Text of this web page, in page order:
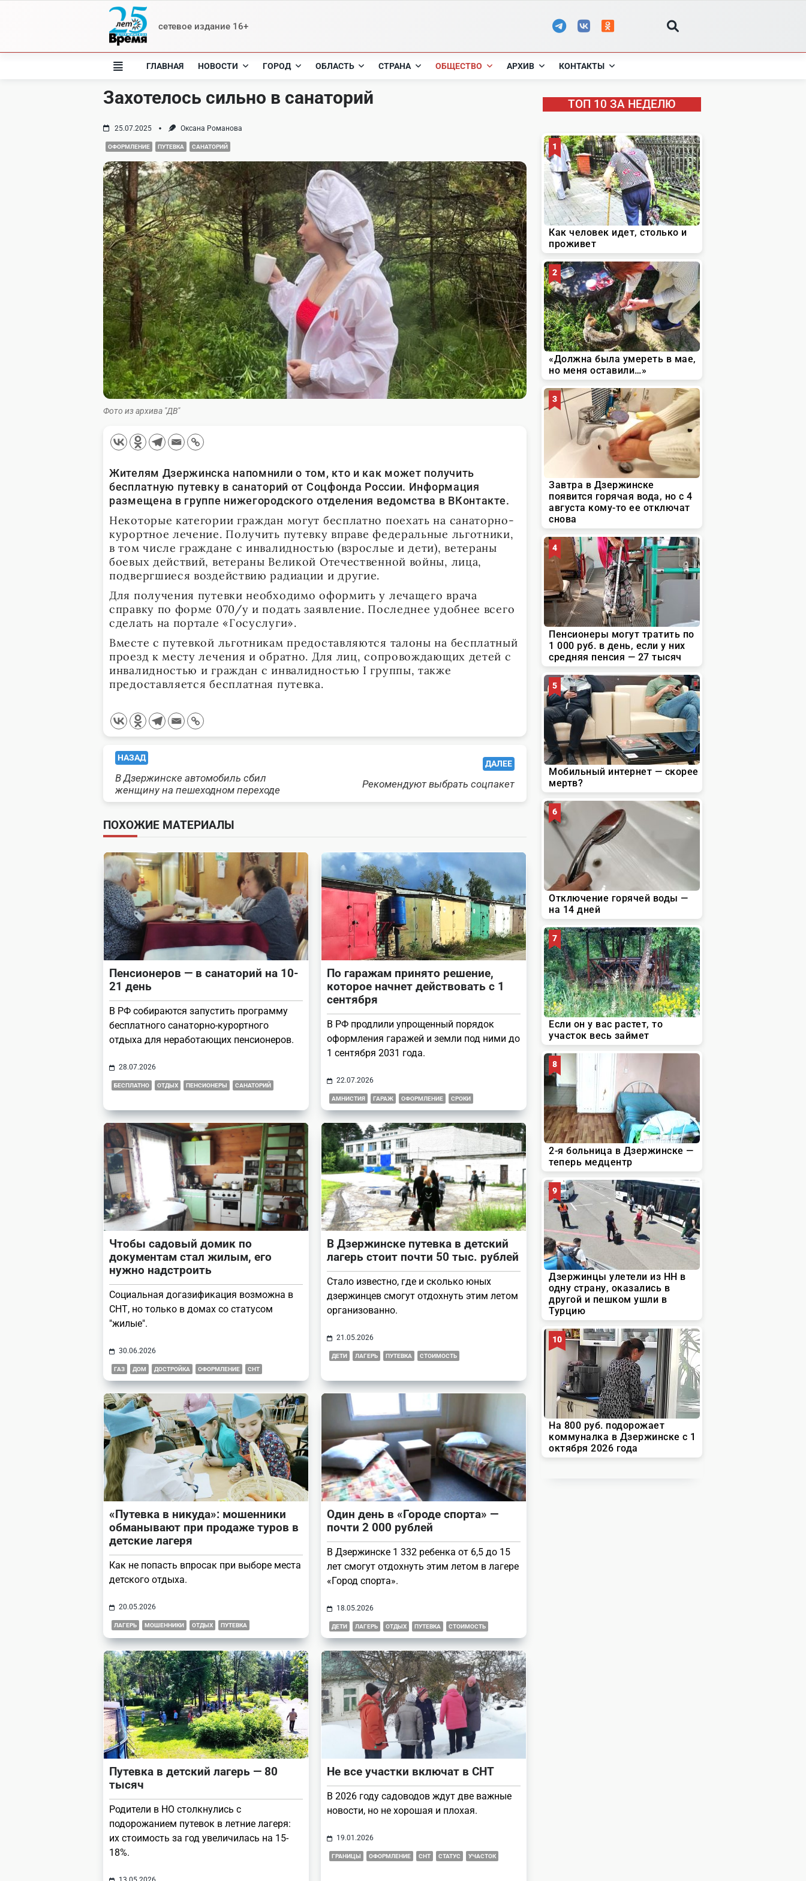
сетевое издание 16+
ГЛАВНАЯ НОВОСТИ ГОРОД ОБЛАСТЬ СТРАНА ОБЩЕСТВО АРХИВ КОНТАКТЫ
Захотелось сильно в санаторий
25.07.2025 Оксана Романова
ОФОРМЛЕНИЕ ПУТЕВКА САНАТОРИЙ
Фото из архива "ДВ"
Жителям Дзержинска напомнили о том, кто и как может получить
бесплатную путевку в санаторий от Соцфонда России. Информация
размещена в группе нижегородского отделения ведомства в ВКонтакте.
Некоторые категории граждан могут бесплатно поехать на санаторно-
курортное лечение. Получить путевку вправе федеральные льготники,
в том числе граждане с инвалидностью (взрослые и дети), ветераны
боевых действий, ветераны Великой Отечественной войны, лица,
подвергшиеся воздействию радиации и другие.
Для получения путевки необходимо оформить у лечащего врача
справку по форме 070/у и подать заявление. Последнее удобнее всего
сделать на портале «Госуслуги».
Вместе с путевкой льготникам предоставляются талоны на бесплатный
проезд к месту лечения и обратно. Для лиц, сопровождающих детей с
инвалидностью и граждан с инвалидностью I группы, также
предоставляется бесплатная путевка.
<span
class="nav-
screen-
reader-
text">Page</span>
НАЗАД
В Дзержинске автомобиль сбил
женщину на пешеходном переходе
ДАЛЕЕ
Рекомендуют выбрать соцпакет
ПОХОЖИЕ МАТЕРИАЛЫ
Пенсионеров — в санаторий на 10-
21 день
В РФ собираются запустить программу
бесплатного санаторно-курортного
отдыха для неработающих пенсионеров.
28.07.2026
БЕСПЛАТНО ОТДЫХ ПЕНСИОНЕРЫ САНАТОРИЙ
По гаражам принято решение,
которое начнет действовать с 1
сентября
В РФ продлили упрощенный порядок
оформления гаражей и земли под ними до
1 сентября 2031 года.
22.07.2026
АМНИСТИЯ ГАРАЖ ОФОРМЛЕНИЕ СРОКИ
Чтобы садовый домик по
документам стал жилым, его
нужно надстроить
Социальная догазификация возможна в
СНТ, но только в домах со статусом
"жилые".
30.06.2026
ГАЗ ДОМ ДОСТРОЙКА ОФОРМЛЕНИЕ СНТ
В Дзержинске путевка в детский
лагерь стоит почти 50 тыс. рублей
Стало известно, где и сколько юных
дзержинцев смогут отдохнуть этим летом
организованно.
21.05.2026
ДЕТИ ЛАГЕРЬ ПУТЕВКА СТОИМОСТЬ
«Путевка в никуда»: мошенники
обманывают при продаже туров в
детские лагеря
Как не попасть впросак при выборе места
детского отдыха.
20.05.2026
ЛАГЕРЬ МОШЕННИКИ ОТДЫХ ПУТЕВКА
Один день в «Городе спорта» —
почти 2 000 рублей
В Дзержинске 1 332 ребенка от 6,5 до 15
лет смогут отдохнуть этим летом в лагере
«Город спорта».
18.05.2026
ДЕТИ ЛАГЕРЬ ОТДЫХ ПУТЕВКА СТОИМОСТЬ
Путевка в детский лагерь — 80
тысяч
Родители в НО столкнулись с
подорожанием путевок в летние лагеря:
их стоимость за год увеличилась на 15-
18%.
Не все участки включат в СНТ
В 2026 году садоводов ждут две важные
новости, но не хорошая и плохая.
19.01.2026
ГРАНИЦЫ ОФОРМЛЕНИЕ СНТ СТАТУС УЧАСТОК
ТОП 10 ЗА НЕДЕЛЮ